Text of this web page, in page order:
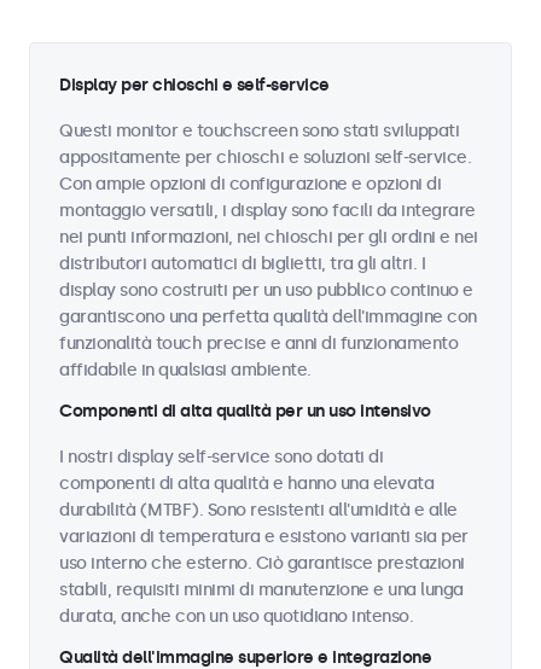
Display per chioschi e self-service
Questi monitor e touchscreen sono stati sviluppati
appositamente per chioschi e soluzioni self-service.
Con ampie opzioni di configurazione e opzioni di
montaggio versatili, i display sono facili da integrare
nei punti informazioni, nei chioschi per gli ordini e nei
distributori automatici di biglietti, tra gli altri. I
display sono costruiti per un uso pubblico continuo e
garantiscono una perfetta qualità dell'immagine con
funzionalità touch precise e anni di funzionamento
affidabile in qualsiasi ambiente.
Componenti di alta qualità per un uso intensivo
I nostri display self-service sono dotati di
componenti di alta qualità e hanno una elevata
durabilità (MTBF). Sono resistenti all'umidità e alle
variazioni di temperatura e esistono varianti sia per
uso interno che esterno. Ciò garantisce prestazioni
stabili, requisiti minimi di manutenzione e una lunga
durata, anche con un uso quotidiano intenso.
Qualità dell'immagine superiore e integrazione